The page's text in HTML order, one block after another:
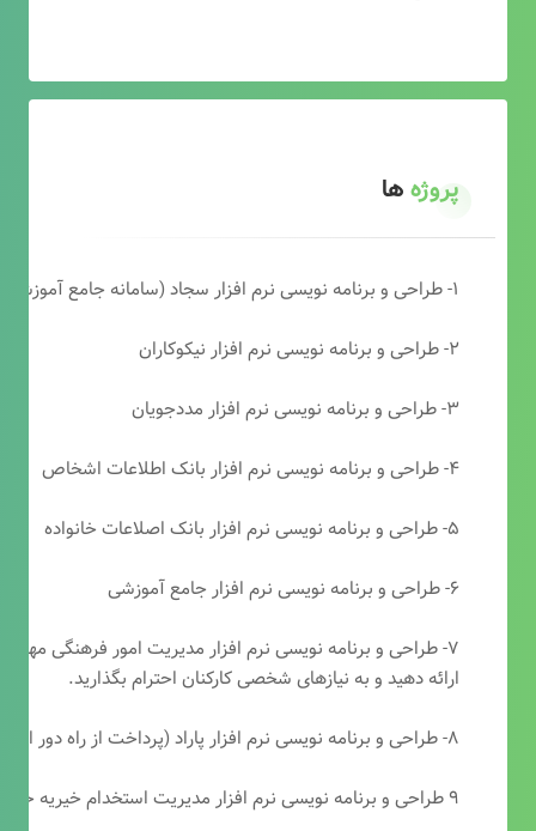
پروژهها
۱- طراحی و برنامه نویسی نرم افزار سجاد (سامانه جامع آموزشی دارالقرآن)
۲- طراحی و برنامه نویسی نرم افزار نیکوکاران
۳- طراحی و برنامه نویسی نرم افزار مددجویان
۴- طراحی و برنامه نویسی نرم افزار بانک اطلاعات اشخاص
۵- طراحی و برنامه نویسی نرم افزار بانک اصلاعات خانواده
۶- طراحی و برنامه نویسی نرم افزار جامع آموزشی
۷- طراحی و برنامه نویسی نرم افزار مدیریت امور فرهنگی
ارائه دهید و به نیازهای شخصی کارکنان احترام بگذارید.
۸- طراحی و برنامه نویسی نرم افزار پاراد (پرداخت از راه دور انجمن مددکاری امام زمان(عج))
۹ طراحی و برنامه نویسی نرم افزار مدیریت استخدام خیریه حضرت ابوالفضل (ع)